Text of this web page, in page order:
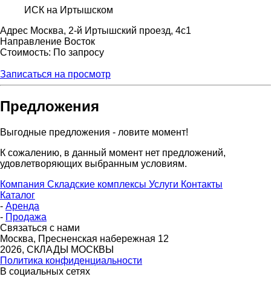
ИСК на Иртышском
Адрес Москва, 2-й Иртышский проезд, 4с1
Направление Восток
Стоимость: По запросу
Записаться на просмотр
Предложения
Выгодные предложения - ловите момент!
К сожалению, в данный момент нет предложений,
удовлетворяющих выбранным условиям.
Компания Складские комплексы Услуги Контакты
Каталог
- Аренда
- Продажа
Связаться с нами
Москва, Пресненская набережная 12
2026, СКЛАДЫ МОСКВЫ
Политика конфиденциальности
В социальных сетях